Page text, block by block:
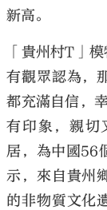
新高。
「貴州村T」
有觀眾認為，
都充滿自信，
有印象，親切
居，為中國56
示，來自貴州
的非物質文化